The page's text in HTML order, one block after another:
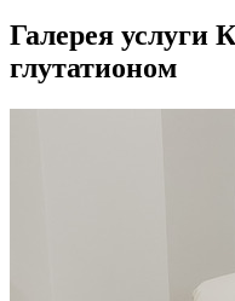
Галерея услуги
глутатионом